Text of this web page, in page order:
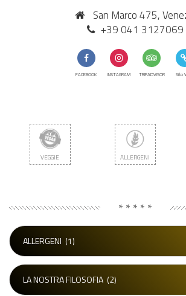
San Marco 475,
+39 041 3127069
FACEBOOK INSTAGRAM TRIPADVISOR Sito
VEGGIE ALLERGENI
* * * * *
ALLERGENI (1)
LA NOSTRA FILOSOFIA (2)